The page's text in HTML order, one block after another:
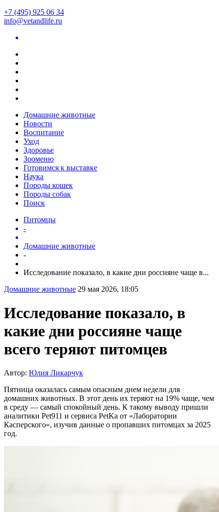
+7 (495) 925 06 34
info@vetandlife.ru
Домашние животные
Новости
Воспитание
Уход
Здоровье
Зооменю
Готовимся к выставке
Наука
Породы кошек
Породы собак
Поиск
Питомцы
-
Домашние животные
-
Исследование показало, в какие дни россияне чаще в...
Домашние животные 29 мая 2026, 18:05
Исследование показало, в
какие дни россияне чаще
всего теряют питомцев
Автор: Юлия Ликарчук
Пятница оказалась самым опасным днем недели для
домашних животных. В этот день их теряют на 19% чаще, чем
в среду — самый спокойный день. К такому выводу пришли
аналитики Pet911 и сервиса PetKa от «Лаборатории
Касперского», изучив данные о пропавших питомцах за 2025
год.